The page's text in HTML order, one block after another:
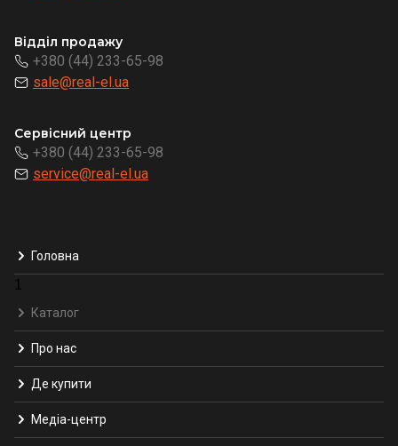
Відділ продажу
+380 (44) 233-65-98
sale@real-el.ua
Сервісний центр
+380 (44) 233-65-98
service@real-el.ua
Головна
1
Каталог
Про нас
Де купити
Медіа-центр